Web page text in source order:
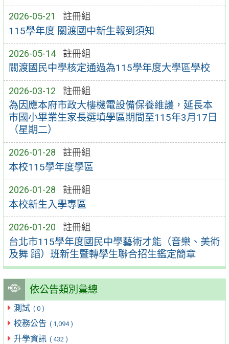
2026-05-21 註冊組
115學年度 關渡國中新生報到須知
2026-05-14 註冊組
關渡國民中學核定通過為115學年度大學區學校
2026-03-12 註冊組
為因應本府市政大樓機電設備保養維護，延長本
市國小畢業生家長選填學區期間至115年3月17日
（星期二）
2026-01-28 註冊組
本校115學年度學區
2026-01-28 註冊組
本校新生入學專區
2026-01-20 註冊組
台北市115學年度國民中學藝術才能（音樂、美術
及舞 蹈）班新生暨轉學生聯合招生鑑定簡章
依公告類別彙總
測試 ( 0 )
校務公告 ( 1,094 )
升學資訊 ( 432 )